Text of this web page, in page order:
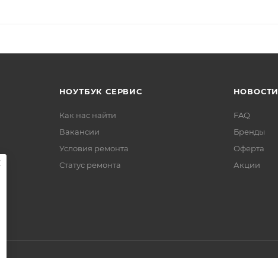
НОУТБУК СЕРВИС
Как нас найти
Вакансии
Условия ремонта
Статус ремонта
НОВОСТИ
FAQ
Бренды
Оферта
Акции